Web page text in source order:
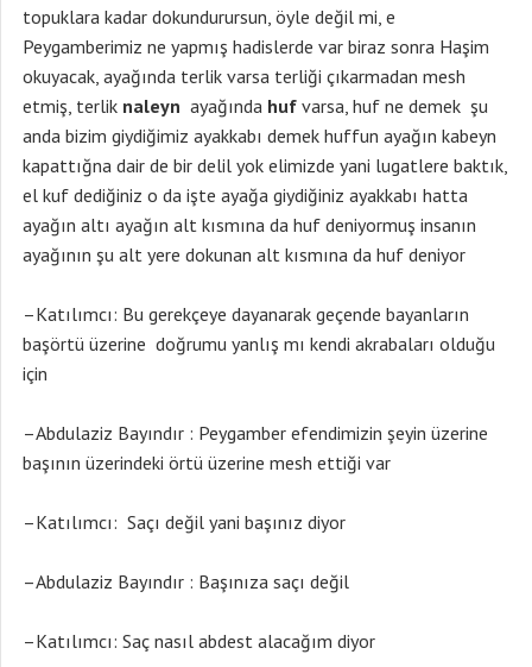
topuklara kadar dokundurursun, öyle değil mi, e
Peygamberimiz ne yapmış hadislerde var biraz sonra Haşim
okuyacak, ayağında terlik varsa terliği çıkarmadan mesh
etmiş, terlik naleyn ayağında huf varsa, huf ne demek şu
anda bizim giydiğimiz ayakkabı demek huffun ayağın kabeyn
kapattığna dair de bir delil yok elimizde yani lugatlere baktık,
el kuf dediğiniz o da işte ayağa giydiğiniz ayakkabı hatta
ayağın altı ayağın alt kısmına da huf deniyormuş insanın
ayağının şu alt yere dokunan alt kısmına da huf deniyor
–Katılımcı: Bu gerekçeye dayanarak geçende bayanların
başörtü üzerine doğrumu yanlış mı kendi akrabaları olduğu
için
–Abdulaziz Bayındır : Peygamber efendimizin şeyin üzerine
başının üzerindeki örtü üzerine mesh ettiği var
–Katılımcı: Saçı değil yani başınız diyor
–Abdulaziz Bayındır : Başınıza saçı değil
–Katılımcı: Saç nasıl abdest alacağım diyor